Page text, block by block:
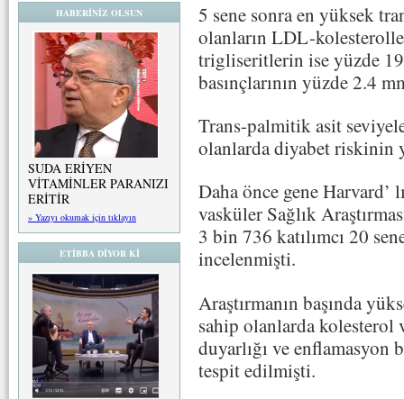
HABERİNİZ OLSUN
SUDA ERİYEN
VİTAMİNLER PARANIZI
ERİTİR
» Yazıyı okumak için tıklayın
ETİBBA DİYOR Kİ
5 sene sonra en yüksek
olanların LDL-
trigliseritlerin ise yüzde
basınçlarının yüzde 2.4
Trans-palmitik asit
olanlarda diyabet riskinin
Daha önce gene Harvard’
vasküler Sağlık
3 bin 736 katılımcı 20
incelenmişti.
Araştırmanın başında
sahip olanlarda kolesterol
duyarlığı ve
tespit edilmişti.